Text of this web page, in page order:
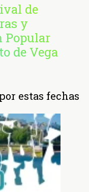
de
y
Popular
de Vega
estas fechas